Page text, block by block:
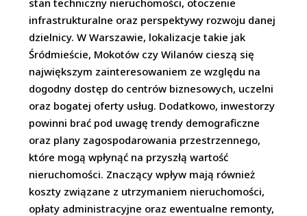
stan techniczny nieruchomości, otoczenie
infrastrukturalne oraz perspektywy rozwoju danej
dzielnicy. W Warszawie, lokalizacje takie jak
Śródmieście, Mokotów czy Wilanów cieszą się
największym zainteresowaniem ze względu na
dogodny dostęp do centrów biznesowych, uczelni
oraz bogatej oferty usług. Dodatkowo, inwestorzy
powinni brać pod uwagę trendy demograficzne
oraz plany zagospodarowania przestrzennego,
które mogą wpłynąć na przyszłą wartość
nieruchomości. Znaczący wpływ mają również
koszty związane z utrzymaniem nieruchomości,
opłaty administracyjne oraz ewentualne remonty,